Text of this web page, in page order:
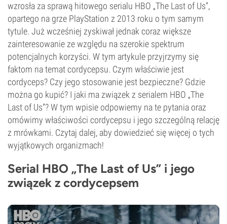
wzrosła za sprawą hitowego serialu HBO „The Last of Us”,
opartego na grze PlayStation z 2013 roku o tym samym
tytule. Już wcześniej zyskiwał jednak coraz większe
zainteresowanie ze względu na szerokie spektrum
potencjalnych korzyści. W tym artykule przyjrzymy się
faktom na temat cordycepsu. Czym właściwie jest
cordyceps? Czy jego stosowanie jest bezpieczne? Gdzie
można go kupić? I jaki ma związek z serialem HBO „The
Last of Us”? W tym wpisie odpowiemy na te pytania oraz
omówimy właściwości cordycepsu i jego szczególną relację
z mrówkami. Czytaj dalej, aby dowiedzieć się więcej o tych
wyjątkowych organizmach!
Serial HBO „The Last of Us” i jego
związek z cordycepsem